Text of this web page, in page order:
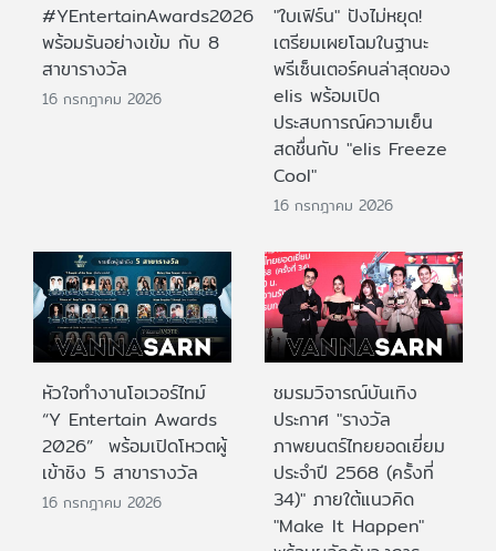
#YEntertainAwards2026
พร้อมรันอย่างเข้ม กับ 8
สาขารางวัล
16 กรกฎาคม 2026
"ใบเฟิร์น" ปังไม่หยุด!
เตรียมเผยโฉมในฐานะ
พรีเซ็นเตอร์คนล่าสุดของ
elis พร้อมเปิด
ประสบการณ์ความเย็น
สดชื่นกับ "elis Freeze
Cool"
16 กรกฎาคม 2026
หัวใจทำงานโอเวอร์ไทม์
“Y Entertain Awards
2026” พร้อมเปิดโหวตผู้
เข้าชิง 5 สาขารางวัล
16 กรกฎาคม 2026
ชมรมวิจารณ์บันเทิง
ประกาศ "รางวัล
ภาพยนตร์ไทยยอดเยี่ยม
ประจําปี 2568 (ครั้งที่
34)" ภายใต้แนวคิด
"Make It Happen"